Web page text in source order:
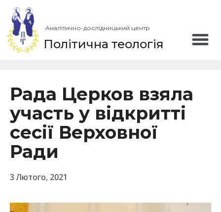
Аналітично-дослідницький центр
Політична теологія
Рада Церков взяла
участь у відкритті
сесії Верховної
Ради
3 Лютого, 2021